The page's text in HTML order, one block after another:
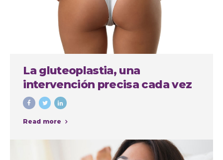
La gluteoplastia, una
intervención precisa cada vez
más demandada
Read more